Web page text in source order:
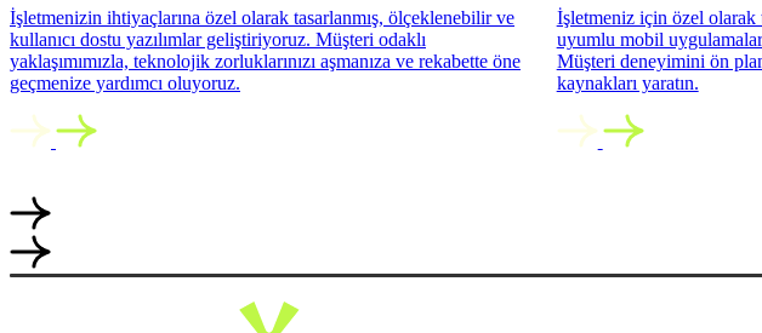
İşletmenizin ihtiyaçlarına özel olarak tasarlanmış, ölçeklenebilir ve
kullanıcı dostu yazılımlar geliştiriyoruz. Müşteri odaklı
yaklaşımımızla, teknolojik zorluklarınızı aşmanıza ve rekabette öne
geçmenize yardımcı oluyoruz.
İşletmeniz için özel olarak
uyumlu mobil
Müşteri deneyimini ön
kaynakları yaratın.